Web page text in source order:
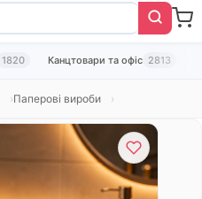
1820 Канцтовари та офіс 2813
Паперові вироби